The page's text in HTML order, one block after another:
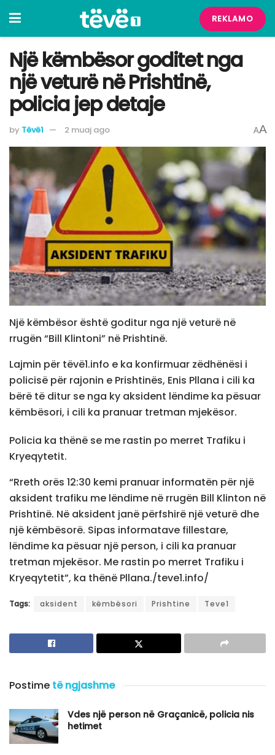
REKLAMO
Një këmbësor goditet nga
një veturë në Prishtinë,
policia jep detaje
by Tëvë1 2 muaj ago AA
Një këmbësor është goditur nga një veturë në
rrugën “Bill Klintoni” në Prishtinë.
Lajmin për tëvë1.info e ka konfirmuar zëdhënësi i
policisë për rajonin e Prishtinës, Enis Pllana i cili ka
bërë të ditur se nga ky aksident lëndime ka pësuar
këmbësori, i cili ka pranuar tretman mjekësor.
Policia ka thënë se me rastin po merret Trafiku i
Kryeqytetit.
“Rreth orës 12:30 kemi pranuar informatën për një
aksident trafiku me lëndime në rrugën Bill Klinton në
Prishtinë. Në aksident janë përfshirë një veturë dhe
një këmbësorë. Sipas informatave fillestare,
lëndime ka pësuar një person, i cili ka pranuar
tretman mjekësor. Me rastin po merret Trafiku i
Kryeqytetit”, ka thënë Pllana./teve1.info/
Tags: aksident këmbësori Prishtine Teve1
Postime të ngjashme
Vdes një person në Graçanicë, policia nis
hetimet